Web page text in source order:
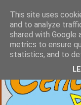
This site uses
and to analyze
shared with Google
metrics to ensure
statistics, and to